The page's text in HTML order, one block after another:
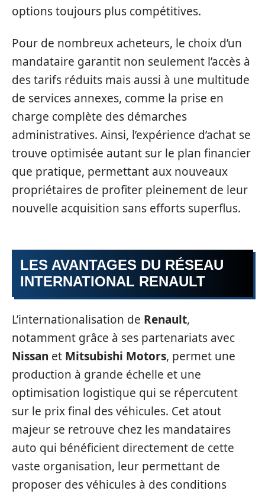
options toujours plus compétitives.
Pour de nombreux acheteurs, le choix d’un
mandataire garantit non seulement l’accès à
des tarifs réduits mais aussi à une multitude
de services annexes, comme la prise en
charge complète des démarches
administratives. Ainsi, l’expérience d’achat se
trouve optimisée autant sur le plan financier
que pratique, permettant aux nouveaux
propriétaires de profiter pleinement de leur
nouvelle acquisition sans efforts superflus.
LES AVANTAGES DU RÉSEAU
INTERNATIONAL RENAULT
L’internationalisation de Renault,
notamment grâce à ses partenariats avec
Nissan et Mitsubishi Motors, permet une
production à grande échelle et une
optimisation logistique qui se répercutent
sur le prix final des véhicules. Cet atout
majeur se retrouve chez les mandataires
auto qui bénéficient directement de cette
vaste organisation, leur permettant de
proposer des véhicules à des conditions